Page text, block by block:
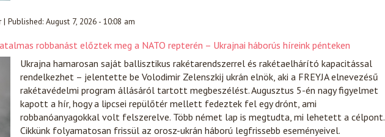
| Published: August 7, 2026 - 10:08 am
robbanást előztek meg a NATO repterén – Ukrajnai háborús híreink pénteken
Ukrajna hamarosan saját ballisztikus rakétarendszerrel és rakétaelhárító kapacitással
rendelkezhet – jelentette be Volodimir Zelenszkij ukrán elnök, aki a FREYJA elnevezésű
rakétavédelmi program állásáról tartott megbeszélést. Augusztus 5-én nagy figyelmet
kapott a hír, hogy a lipcsei repülőtér mellett fedeztek fel egy drónt, ami
robbanóanyagokkal volt felszerelve. Több német lap is megtudta, mi lehetett a célpont.
Cikkünk folyamatosan frissül az orosz-ukrán háború legfrissebb eseményeivel.